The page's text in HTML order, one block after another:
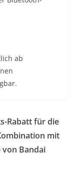
ab
Rabatt für die
mit
von Bandai